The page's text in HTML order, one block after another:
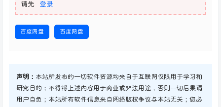
请先 登录
百度网盘 百度网盘
声明： 本站所发布的一切软件资源均来自于互联网仅限用于学习和
研究目的；不得将上述内容用于商业或非法用途，否则一切后果请
用户自负；本站所有软件信息来自网络版权争议与本站无关；您必